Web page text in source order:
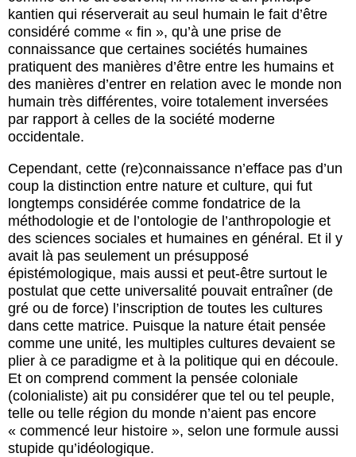
kantien qui réserverait au seul humain le fait d’être
considéré comme « fin », qu’à une prise de
connaissance que certaines sociétés humaines
pratiquent des manières d’être entre les humains et
des manières d’entrer en relation avec le monde non
humain très différentes, voire totalement inversées
par rapport à celles de la société moderne
occidentale.
Cependant, cette (re)connaissance n’efface pas d’un
coup la distinction entre nature et culture, qui fut
longtemps considérée comme fondatrice de la
méthodologie et de l’ontologie de l’anthropologie et
des sciences sociales et humaines en général. Et il y
avait là pas seulement un présupposé
épistémologique, mais aussi et peut-être surtout le
postulat que cette universalité pouvait entraîner (de
gré ou de force) l’inscription de toutes les cultures
dans cette matrice. Puisque la nature était pensée
comme une unité, les multiples cultures devaient se
plier à ce paradigme et à la politique qui en découle.
Et on comprend comment la pensée coloniale
(colonialiste) ait pu considérer que tel ou tel peuple,
telle ou telle région du monde n’aient pas encore
« commencé leur histoire », selon une formule aussi
stupide qu’idéologique.